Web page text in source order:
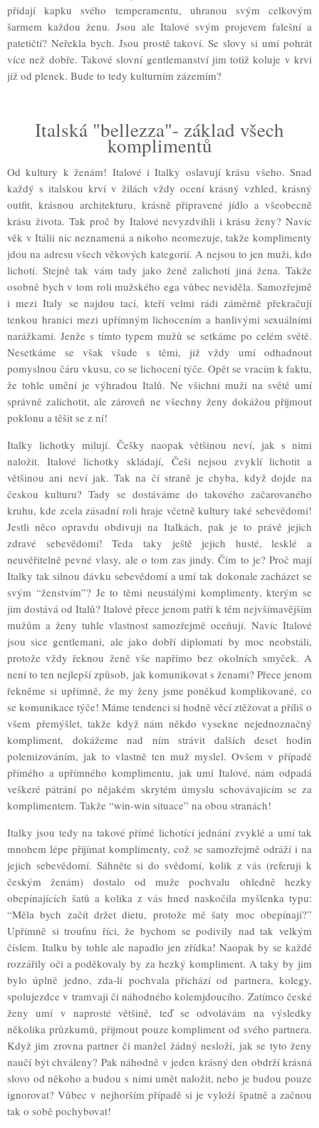
přidají kapku svého temperamentu, uhranou svým celkovým
šarmem každou ženu. Jsou ale Italové svým projevem falešní a
patetičtí? Neřekla bych. Jsou prostě takoví. Se slovy si umí pohrát
více než dobře. Takové slovní gentlemanství jim totiž koluje v krvi
již od plenek. Bude to tedy kulturním zázemím?
Italská "bellezza"- základ všech
komplimentů
Od kultury k ženám! Italové i Italky oslavují krásu všeho. Snad
každý s italskou krví v žilách vždy ocení krásný vzhled, krásný
outfit, krásnou architekturu, krásně připravené jídlo a všeobecně
krásu života. Tak proč by Italové nevyzdvihli i krásu ženy? Navíc
věk v Itálii nic neznamená a nikoho neomezuje, takže komplimenty
jdou na adresu všech věkových kategorií. A nejsou to jen muži, kdo
lichotí. Stejně tak vám tady jako ženě zalichotí jiná žena. Takže
osobně bych v tom roli mužského ega vůbec neviděla. Samozřejmě
i mezi Italy se najdou tací, kteří velmi rádi záměrně překračují
tenkou hranici mezi upřímným lichocením a hanlivými sexuálními
narážkami. Jenže s tímto typem mužů se setkáme po celém světě.
Nesetkáme se však všude s těmi, již vždy umí odhadnout
pomyslnou čáru vkusu, co se lichocení týče. Opět se vracím k faktu,
že tohle umění je výhradou Italů. Ne všichni muži na světě umí
správně zalichotit, ale zároveň ne všechny ženy dokážou přijmout
poklonu a těšit se z ní!
Italky lichotky milují. Češky naopak většinou neví, jak s nimi
naložit. Italové lichotky skládají, Češi nejsou zvyklí lichotit a
většinou ani neví jak. Tak na čí straně je chyba, když dojde na
českou kulturu? Tady se dostáváme do takového začarovaného
kruhu, kde zcela zásadní roli hraje včetně kultury také sebevědomí!
Jestli něco opravdu obdivuji na Italkách, pak je to právě jejich
zdravé sebevědomí! Teda taky ještě jejich husté, lesklé a
neuvěřitelně pevné vlasy, ale o tom zas jindy. Čím to je? Proč mají
Italky tak silnou dávku sebevědomí a umí tak dokonale zacházet se
svým “ženstvím”? Je to těmi neustálými komplimenty, kterým se
jim dostává od Italů? Italové přece jenom patří k těm nejvšímavějším
mužům a ženy tuhle vlastnost samozřejmě oceňují. Navíc Italové
jsou sice gentlemani, ale jako dobří diplomati by moc neobstáli,
protože vždy řeknou ženě vše napřímo bez okolních smyček. A
není to ten nejlepší způsob, jak komunikovat s ženami? Přece jenom
řekněme si upřímně, že my ženy jsme poněkud komplikované, co
se komunikace týče! Máme tendenci si hodně věcí ztěžovat a příliš o
všem přemýšlet, takže když nám někdo vysekne nejednoznačný
kompliment, dokážeme nad ním strávit dalších deset hodin
polemizováním, jak to vlastně ten muž myslel. Ovšem v případě
přímého a upřímného komplimentu, jak umí Italové, nám odpadá
veškeré pátrání po nějakém skrytém úmyslu schovávajícím se za
komplimentem. Takže “win-win situace” na obou stranách!
Italky jsou tedy na takové přímé lichotící jednání zvyklé a umí tak
mnohem lépe přijímat komplimenty, což se samozřejmě odráží i na
jejich sebevědomí. Sáhněte si do svědomí, kolik z vás (referuji k
českým ženám) dostalo od muže pochvalu ohledně hezky
obepínajících šatů a kolika z vás hned naskočila myšlenka typu:
“Měla bych začít držet dietu, protože mě šaty moc obepínají?”
Upřímně si troufnu říci, že bychom se podivily nad tak velkým
číslem. Italku by tohle ale napadlo jen zřídka! Naopak by se každé
rozzářily oči a poděkovaly by za hezký kompliment. A taky by jim
bylo úplně jedno, zda-li pochvala přichází od partnera, kolegy,
spolujezdce v tramvaji či náhodného kolemjdoucího. Zatímco české
ženy umí v naprosté většině, teď se odvolávám na výsledky
několika průzkumů, přijmout pouze kompliment od svého partnera.
Když jim zrovna partner či manžel žádný nesloží, jak se tyto ženy
naučí být chváleny? Pak náhodně v jeden krásný den obdrží krásná
slovo od někoho a budou s nimi umět naložit, nebo je budou pouze
ignorovat? Vůbec v nejhorším případě si je vyloží špatně a začnou
tak o sobě pochybovat!